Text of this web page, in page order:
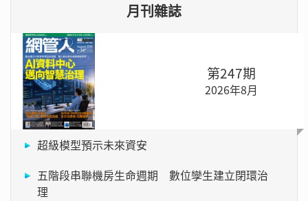
月刊雜誌
第247期
2026年8月
超級模型預示未來資安
五階段串聯機房生命週期 數位孿生建立閉環治
理